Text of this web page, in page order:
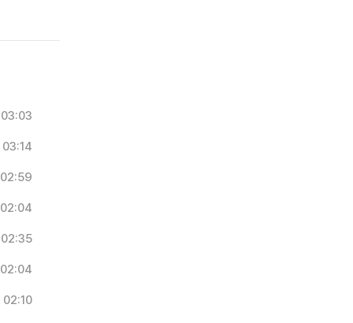
03:03
03:14
02:59
02:04
02:35
02:04
02:10